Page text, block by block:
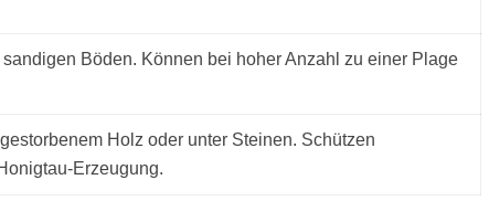
Böden. Können bei hoher Anzahl zu einer Plage
Holz oder unter Steinen. Schützen
Erzeugung.